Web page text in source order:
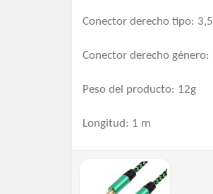
Conector derecho tipo:
Conector derecho género:
Peso del producto: 12g
Longitud: 1 m